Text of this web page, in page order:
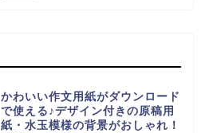
かわいい作文用紙がダウンロード
で使える♪デザイン付きの原稿用
紙・水玉模様の背景がおしゃれ！